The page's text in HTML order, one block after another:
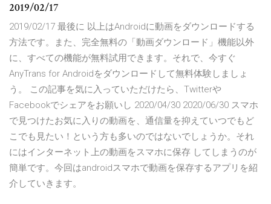
2019/02/17
2019/02/17 最後に 以上はAndroidに動画をダウンロードする
方法です。また、完全無料の「動画ダウンロード」機能以外
に、すべての機能が無料試用できます。それで、今すぐ
AnyTrans for Androidをダウンロードして無料体験しましょ
う。 この記事を気に入っていただけたら、Twitterや
Facebookでシェアをお願いし 2020/04/30 2020/06/30 スマホ
で見つけたお気に入りの動画を、通信量を抑えていつでもど
こでも見たい！という方も多いのではないでしょうか。それ
にはインターネット上の動画をスマホに保存 してしまうのが
簡単です。今回はandroidスマホで動画を保存するアプリを紹
介していきます。